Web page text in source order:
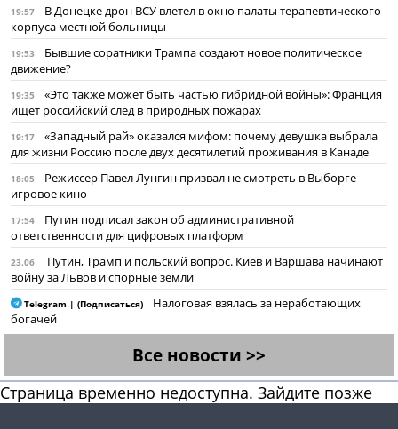
19:57
В Донецке дрон ВСУ влетел в окно палаты терапевтического
корпуса местной больницы
19:53
Бывшие соратники Трампа создают новое политическое
движение?
19:35
«Это также может быть частью гибридной войны»: Франция
ищет российский след в природных пожарах
19:17
«Западный рай» оказался мифом: почему девушка выбрала
для жизни Россию после двух десятилетий проживания в Канаде
18:05
Режиссер Павел Лунгин призвал не смотреть в Выборге
игровое кино
17:54
Путин подписал закон об административной
ответственности для цифровых платформ
23.06
Путин, Трамп и польский вопрос. Киев и Варшава начинают
войну за Львов и спорные земли
Telegram | (Подписаться)
Налоговая взялась за неработающих
богачей
Все новости >>
Страница временно недоступна. Зайдите позже